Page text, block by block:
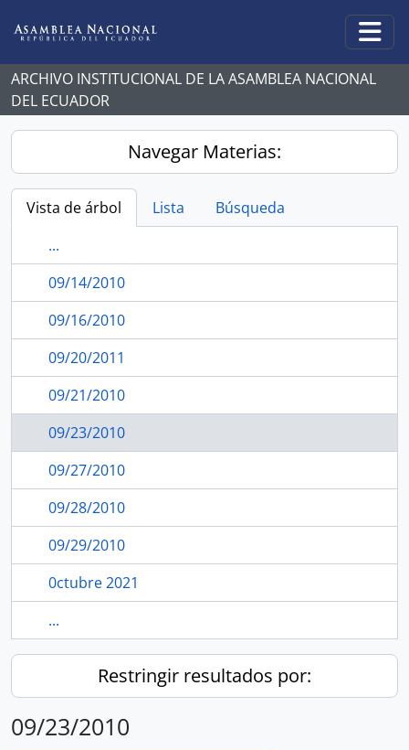
ARCHIVO INSTITUCIONAL DE LA ASAMBLEA NACIONAL
DEL ECUADOR
Navegar Materias:
Vista de árbol Lista
Búsqueda
...
09/14/2010
09/16/2010
09/20/2011
09/21/2010
09/23/2010
09/27/2010
09/28/2010
09/29/2010
0ctubre 2021
...
Restringir resultados por:
09/23/2010